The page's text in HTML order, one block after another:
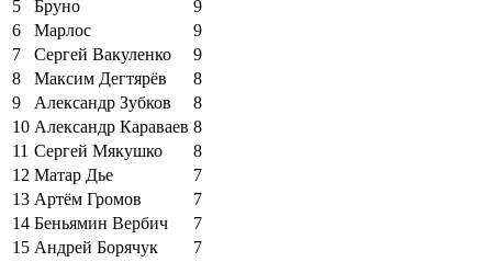
5
Бруно
9
6
Марлос
9
7
Сергей Вакуленко
9
8
Максим Дегтярёв
8
9
Александр Зубков
8
10 Александр Караваев 8
11 Сергей Мякушко
8
12 Матар Дье
7
13 Артём Громов
7
14 Беньямин Вербич
7
15 Андрей Борячук 7